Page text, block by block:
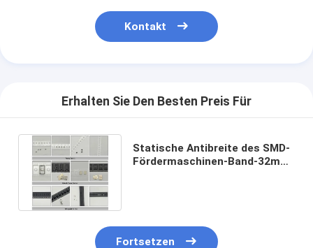
Kontakt
Erhalten Sie Den Besten Preis Für
Statische Antibreite des SMD-
Fördermaschinen-Band-32mm
Fortsetzen